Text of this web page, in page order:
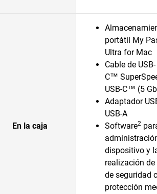
En la caja
portátil My
Ultra for Mac
Cable de USB-
C™
USB-C™ (5
Adaptador
USB-A
Software2
dispositivo y
realización
de seguridad
protección